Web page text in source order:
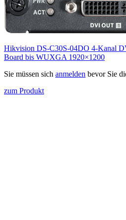
Hikvision DS‑C30S‑04DO 4‑Kanal
Board bis WUXGA 1920×1200
Sie müssen sich anmelden bevor Sie
zum Produkt